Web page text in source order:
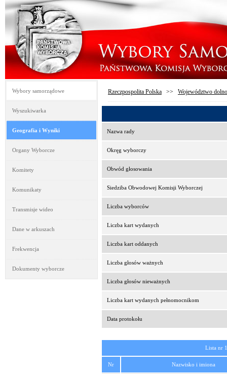
Wybory samorządowe
Wyszukiwarka
Geografia i Wyniki
Organy Wyborcze
Komitety
Komunikaty
Transmisje wideo
Dane w arkuszach
Frekwencja
Dokumenty wyborcze
Rzeczpospolita Polska >> Województwo
Nazwa rady
Okręg wyborczy
Obwód głosowania
Siedziba Obwodowej Komisji Wyborczej
Liczba wyborców
Liczba kart wydanych
Liczba kart oddanych
Liczba głosów ważnych
Liczba głosów nieważnych
Liczba kart wydanych pełnomocnikom
Data protokołu
Lista nr
Nr Nazwisko i imiona